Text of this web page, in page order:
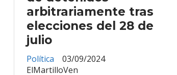
arbitrariamente tras
elecciones del 28 de
julio
ElMartilloVen
Política 03/09/2024